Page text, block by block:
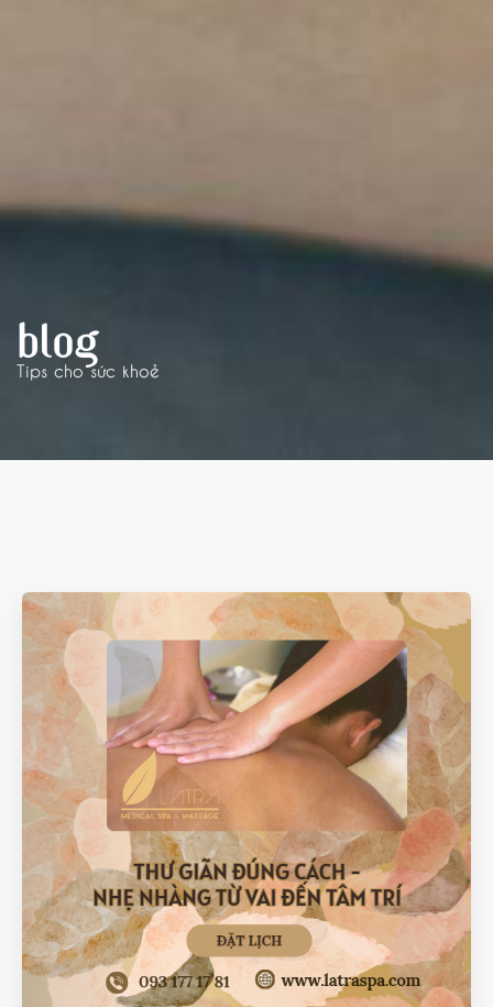
BLOG
Tips cho sức khoẻ